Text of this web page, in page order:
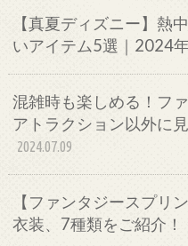
【真夏ディズニー】熱
いアイテム5選｜2024
混雑時も楽しめる！フ
アトラクション以外に
2024.07.09
【ファンタジースプリ
衣装、7種類をご紹介！